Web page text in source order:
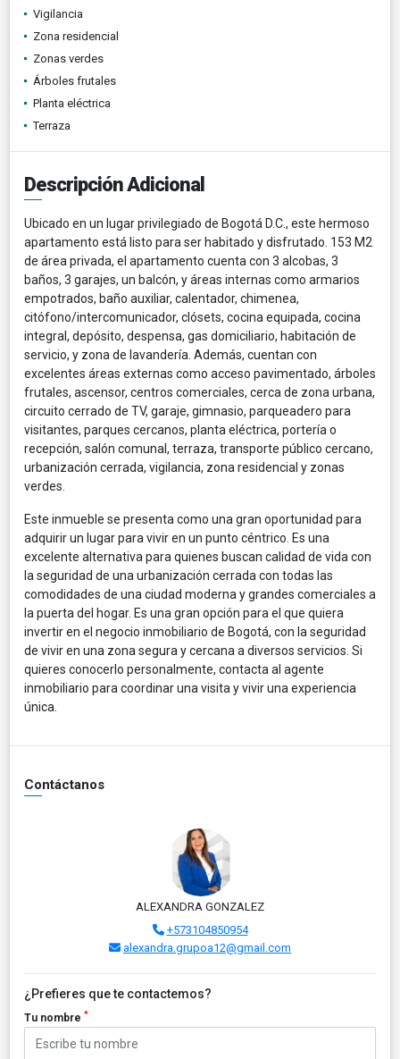
Vigilancia
Zona residencial
Zonas verdes
Árboles frutales
Planta eléctrica
Terraza
Descripción Adicional
Ubicado en un lugar privilegiado de Bogotá D.C., este hermoso
apartamento está listo para ser habitado y disfrutado. 153 M2
de área privada, el apartamento cuenta con 3 alcobas, 3
baños, 3 garajes, un balcón, y áreas internas como armarios
empotrados, baño auxiliar, calentador, chimenea,
citófono/intercomunicador, clósets, cocina equipada, cocina
integral, depósito, despensa, gas domiciliario, habitación de
servicio, y zona de lavandería. Además, cuentan con
excelentes áreas externas como acceso pavimentado, árboles
frutales, ascensor, centros comerciales, cerca de zona urbana,
circuito cerrado de TV, garaje, gimnasio, parqueadero para
visitantes, parques cercanos, planta eléctrica, portería o
recepción, salón comunal, terraza, transporte público cercano,
urbanización cerrada, vigilancia, zona residencial y zonas
verdes.
Este inmueble se presenta como una gran oportunidad para
adquirir un lugar para vivir en un punto céntrico. Es una
excelente alternativa para quienes buscan calidad de vida con
la seguridad de una urbanización cerrada con todas las
comodidades de una ciudad moderna y grandes comerciales a
la puerta del hogar. Es una gran opción para el que quiera
invertir en el negocio inmobiliario de Bogotá, con la seguridad
de vivir en una zona segura y cercana a diversos servicios. Si
quieres conocerlo personalmente, contacta al agente
inmobiliario para coordinar una visita y vivir una experiencia
única.
Contáctanos
ALEXANDRA GONZALEZ
+573104850954
alexandra.grupoa12@gmail.com
¿Prefieres que te contactemos?
Tu nombre *